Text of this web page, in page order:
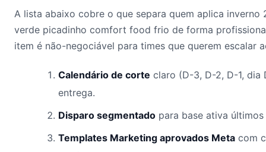
A lista abaixo cobre o que separa quem aplica
verde picadinho comfort food frio de forma
item é não-negociável para times que querem escalar
Calendário de corte claro (D-3, D-2, D-1, dia
entrega.
Disparo segmentado para base ativa
Templates Marketing aprovados Meta com